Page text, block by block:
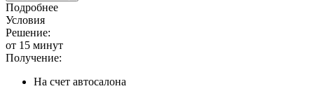
Подробнее
Условия
Решение:
от 15 минут
Получение:
На счет автосалона